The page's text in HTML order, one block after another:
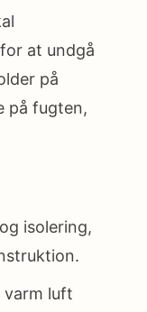
at undgå
på
på fugten,
isolering,
varm luft